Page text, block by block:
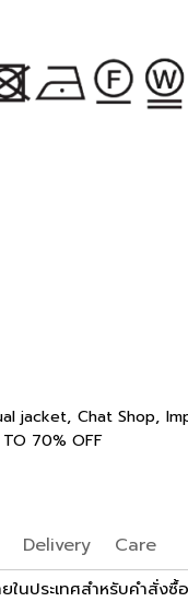
jacket, Chat Shop,
TO 70% OFF
Delivery Care
นประเทศสำหรับคำสั่งซื้